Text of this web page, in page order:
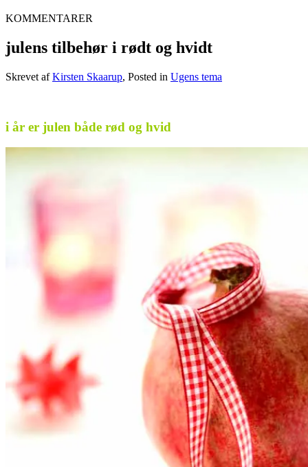
KOMMENTARER
julens tilbehør i rødt og hvidt
Skrevet afKirsten Skaarup, Posted in Ugens tema
i år er julen både rød og hvid